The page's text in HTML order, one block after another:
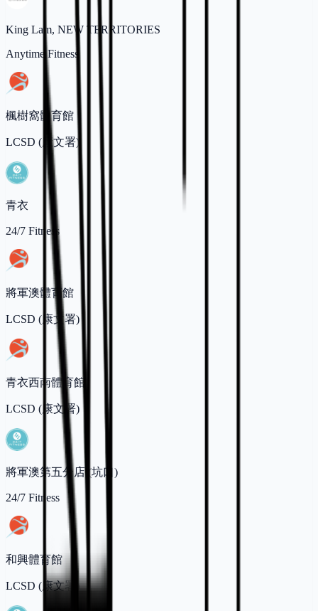
King Lam, NEW TERRITORIES
Anytime Fitness
楓樹窩體育館
LCSD (康文署)
青衣
24/7 Fitness
將軍澳體育館
LCSD (康文署)
青衣西南體育館
LCSD (康文署)
將軍澳第五分店 (坑口)
24/7 Fitness
和興體育館
LCSD (康文署)